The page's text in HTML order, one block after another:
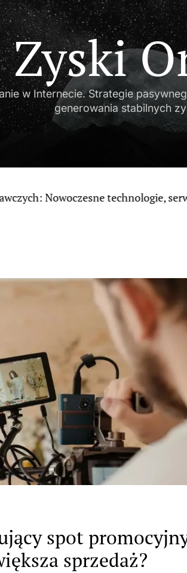
Zyski
w Internecie. Strategie
generowania stabilnych
technologie, serwis i
spot
sprzedaż?